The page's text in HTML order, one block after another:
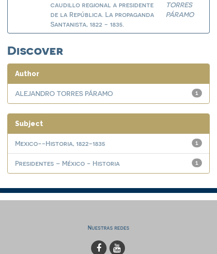
caudillo regional a presidente
de la República. La propaganda
Santanista, 1822 - 1835.
TORRES
PÁRAMO
Discover
Author
1
ALEJANDRO TORRES PÁRAMO
Subject
1
Mexico--Historia, 1822-1835
1
Presidentes – México - Historia
Nuestras redes